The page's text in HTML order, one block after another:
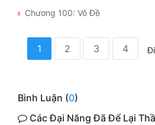
Chương 100: Vô Đề
1 2 3 4
Bình Luận (0)
Các Đại Năng Đã Để Lại